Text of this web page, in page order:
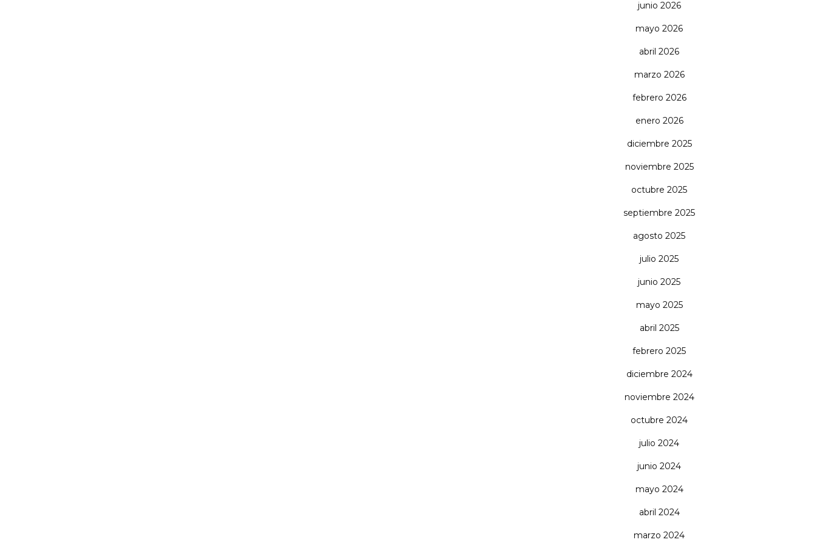
junio 2026
mayo 2026
abril 2026
marzo 2026
febrero 2026
enero 2026
diciembre 2025
noviembre 2025
octubre 2025
septiembre 2025
agosto 2025
julio 2025
junio 2025
mayo 2025
abril 2025
febrero 2025
diciembre 2024
noviembre 2024
octubre 2024
julio 2024
junio 2024
mayo 2024
abril 2024
marzo 2024